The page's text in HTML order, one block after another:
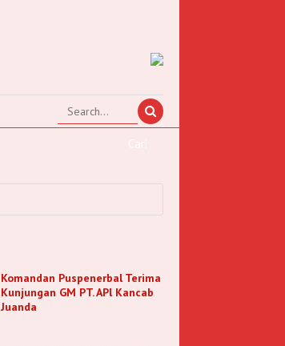
Komandan Puspenerbal Terima
Kunjungan GM PT. APl Kancab
Juanda